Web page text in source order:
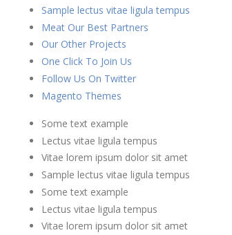
Sample lectus vitae ligula tempus
Meat Our Best Partners
Our Other Projects
One Click To Join Us
Follow Us On Twitter
Magento Themes
Some text example
Lectus vitae ligula tempus
Vitae lorem ipsum dolor sit amet
Sample lectus vitae ligula tempus
Some text example
Lectus vitae ligula tempus
Vitae lorem ipsum dolor sit amet